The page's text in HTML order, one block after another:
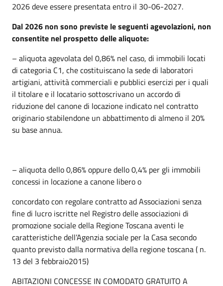
2026 deve essere presentata entro il 30-06-2027.
Dal 2026 non sono previste le seguenti agevolazioni, non
consentite nel prospetto delle aliquote:
– aliquota agevolata del 0,86% nel caso, di immobili locati
di categoria C1, che costituiscano la sede di laboratori
artigiani, attività commerciali e pubblici esercizi per i quali
il titolare e il locatario sottoscrivano un accordo di
riduzione del canone di locazione indicato nel contratto
originario stabilendone un abbattimento di almeno il 20%
su base annua.
– aliquota dello 0,86% oppure dello 0,4% per gli immobili
concessi in locazione a canone libero o
concordato con regolare contratto ad Associazioni senza
fine di lucro iscritte nel Registro delle associazioni di
promozione sociale della Regione Toscana aventi le
caratteristiche dell’Agenzia sociale per la Casa secondo
quanto previsto dalla normativa della regione toscana ( n.
13 del 3 febbraio2015)
ABITAZIONI CONCESSE IN COMODATO GRATUITO A